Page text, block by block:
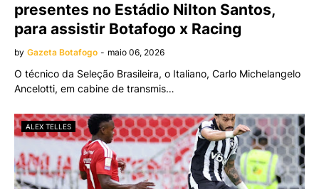
presentes no Estádio Nilton Santos,
para assistir Botafogo x Racing
by Gazeta Botafogo - maio 06, 2026
O técnico da Seleção Brasileira, o Italiano, Carlo Michelangelo
Ancelotti, em cabine de transmis…
ALEX TELLES